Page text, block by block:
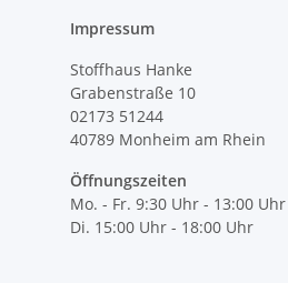
Impressum
Stoffhaus Hanke
Grabenstraße 10
02173 51244
40789 Monheim am Rhein
Öffnungszeiten
Mo. - Fr. 9:30 Uhr - 13:00 Uhr
Di. 15:00 Uhr - 18:00 Uhr